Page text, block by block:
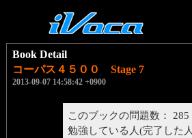
Book Detail
コーパス４５００ Stage 7
2013-09-07 14:58:42 +0900
このブックの問題数： 285
勉強している人(完了した